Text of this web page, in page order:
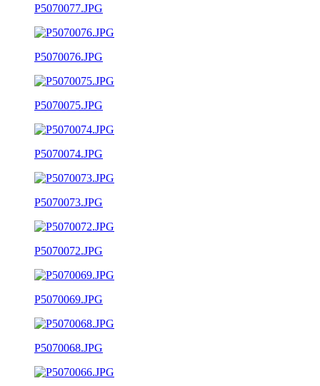
P5070077.JPG
P5070076.JPG
P5070075.JPG
P5070074.JPG
P5070073.JPG
P5070072.JPG
P5070069.JPG
P5070068.JPG